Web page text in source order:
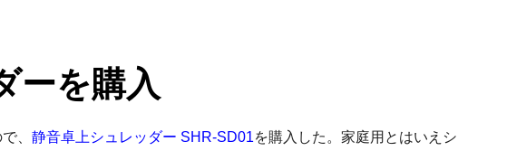
ーを購入
、 静音卓上シュレッダー SHR-SD01を購入した。家庭用とはいえシ